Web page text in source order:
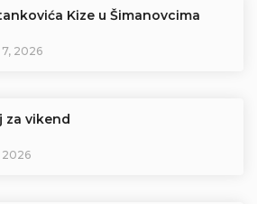
Kize u Šimanovcima
2026
za vikend
2026